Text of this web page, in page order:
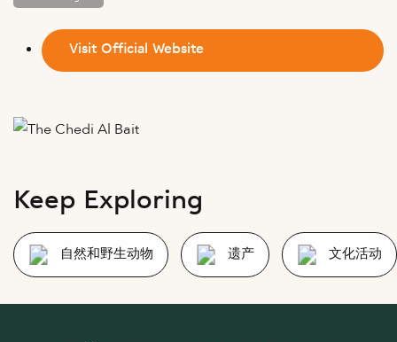
Visit Official Website
Keep Exploring
自然和野生动物 遗产 文化活动